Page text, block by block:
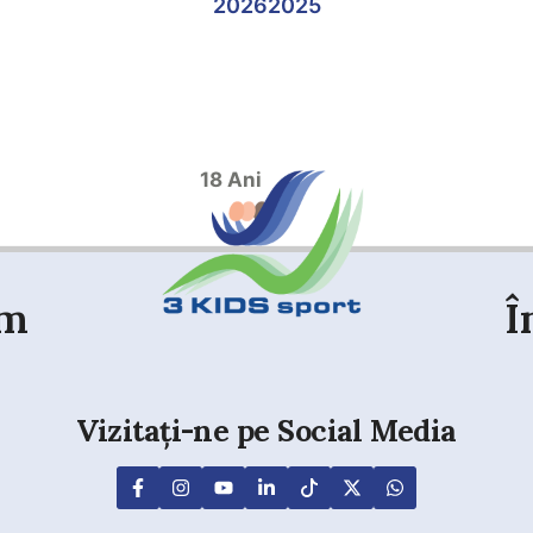
20262025
18 Ani
Vizitați-ne pe Social Media